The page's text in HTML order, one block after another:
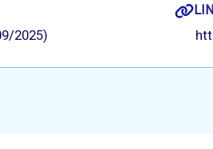
2025)